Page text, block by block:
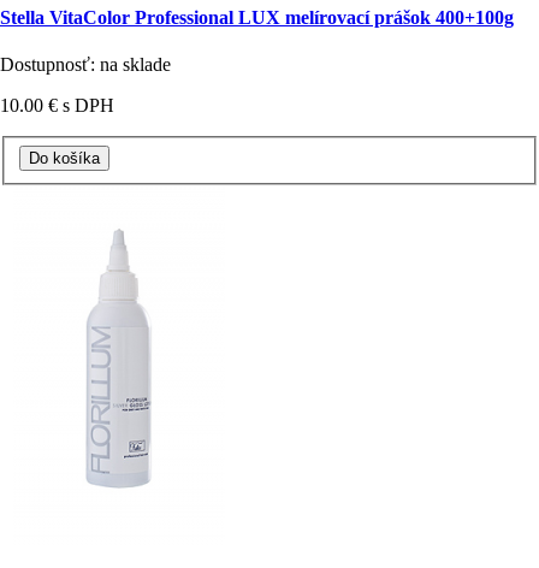
Stella VitaColor Professional LUX melírovací prášok 400+100g
Dostupnosť: na sklade
10.00 € s DPH